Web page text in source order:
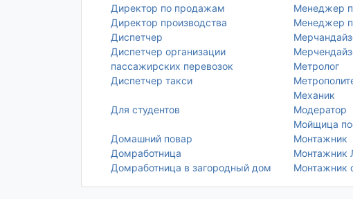
Директор по продажам
Директор производства
Диспетчер
Диспетчер организации
пассажирских перевозок
Диспетчер такси
Для студентов
Домашний повар
Домработница
Домработница в загородный дом
Менеджер
Менеджер
Метролог
Механик
Модератор
Мойщица
Монтажник
Монтажник
Монтажник